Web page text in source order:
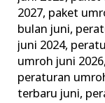
2027, paket
bulan juni,
juni 2024,
umroh juni 2026,
peraturan
terbaru juni,